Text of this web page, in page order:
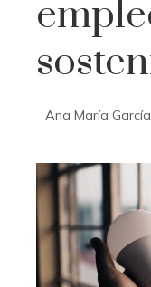
Ana María García